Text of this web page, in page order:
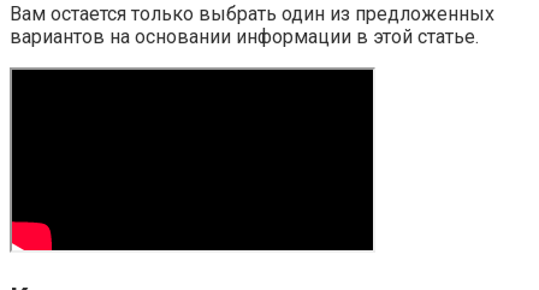
Вам остается только выбрать один из предложенных
вариантов на основании информации в этой статье.